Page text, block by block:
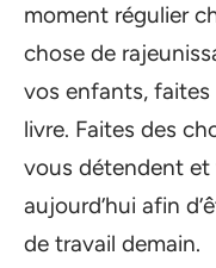
moment régulier
chose de
vos enfants, faites
livre. Faites des
vous détendent et
aujourd’hui afin
de travail demain.